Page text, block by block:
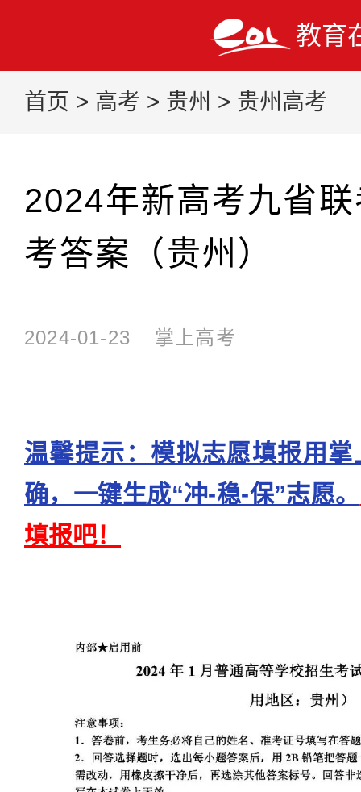
教育
首页 > 高考 > 贵州 > 贵州高考
2024年新高考九省
考答案（贵州）
2024-01-23 掌上高考
温馨提示：模拟志愿填报用
确，一键生成“冲-稳-保”志愿。
填报吧！